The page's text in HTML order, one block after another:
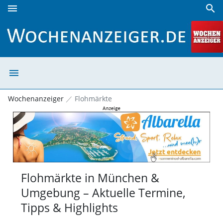
menu search
menu
Wochenanzeiger Flohmärkte
Flohmärkte in München &
Umgebung – Aktuelle Termine,
Tipps & Highlights